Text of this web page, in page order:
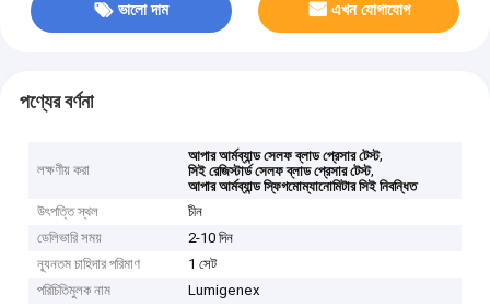
ভালো দাম এখন যোগাযোগ
পণ্যের বর্ণনা
লক্ষণীয় করা
আপার আর্মব্যান্ড সেলফ ব্লাড প্রেসার টেস্ট,
সিই রেজিস্টার্ড সেলফ ব্লাড প্রেসার টেস্ট,
আপার আর্মব্যান্ড স্ফিগমোম্যানোমিটার সিই নিবন্ধিত
উৎপত্তি স্থল
চীন
ডেলিভারি সময়
2-10 দিন
ন্যূনতম চাহিদার পরিমাণ
1 সেট
পরিচিতিমুলক নাম
Lumigenex